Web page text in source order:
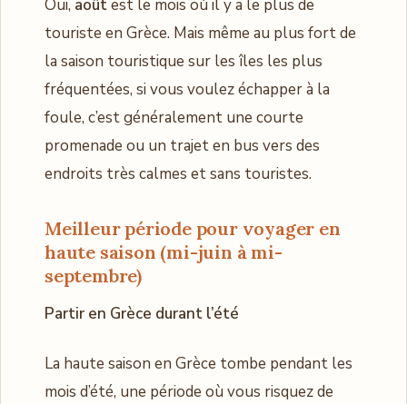
Oui, aoûtest le mois où il y a le plus de
touriste en Grèce. Mais même au plus fort de
la saison touristique sur les îles les plus
fréquentées, si vous voulez échapper à la
foule, c’est généralement une courte
promenade ou un trajet en bus vers des
endroits très calmes et sans touristes.
Meilleur période pour voyager en
haute saison (mi-juin à mi-
septembre)
Partir en Grèce durant l’été
La haute saison en Grèce tombe pendant les
mois d’été, une période où vous risquez de